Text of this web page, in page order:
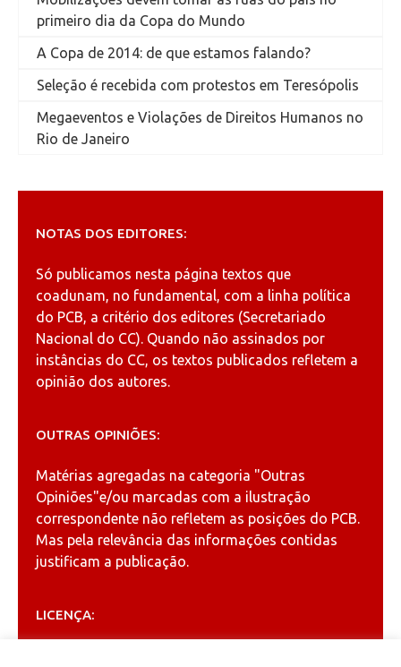
primeiro dia da Copa do Mundo
A Copa de 2014: de que estamos falando?
Seleção é recebida com protestos em Teresópolis
Megaeventos e Violações de Direitos Humanos no
Rio de Janeiro
NOTAS DOS EDITORES:
Só publicamos nesta página textos que
coadunam, no fundamental, com a linha política
do PCB, a critério dos editores (Secretariado
Nacional do CC). Quando não assinados por
instâncias do CC, os textos publicados refletem a
opinião dos autores.
OUTRAS OPINIÕES:
Matérias agregadas na categoria "Outras
Opiniões"e/ou marcadas com a ilustração
correspondente não refletem as posições do PCB.
Mas pela relevância das informações contidas
justificam a publicação.
LICENÇA: